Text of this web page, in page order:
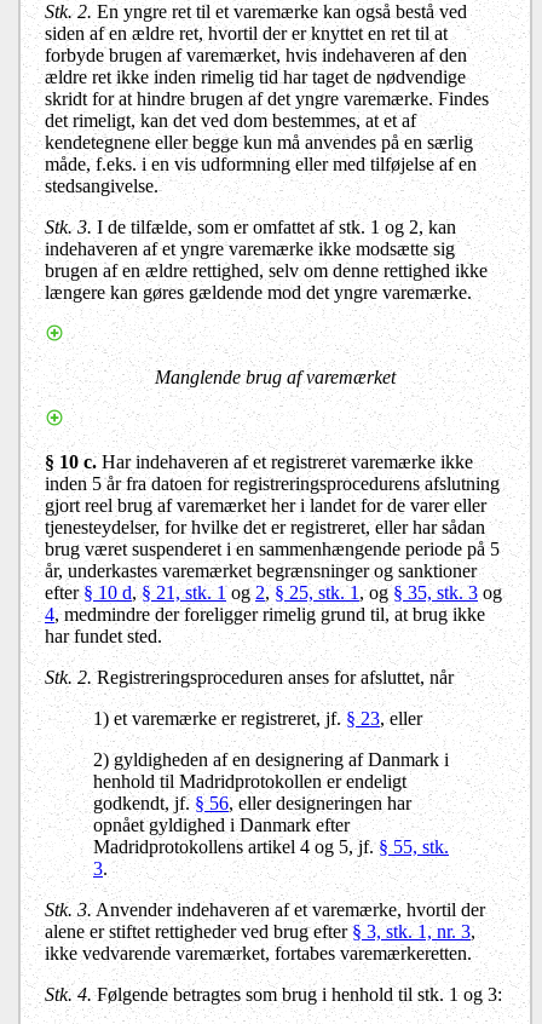
Stk. 2. En yngre ret til et varemærke kan også bestå ved
siden af en ældre ret, hvortil der er knyttet en ret til at
forbyde brugen af varemærket, hvis indehaveren af den
ældre ret ikke inden rimelig tid har taget de nødvendige
skridt for at hindre brugen af det yngre varemærke. Findes
det rimeligt, kan det ved dom bestemmes, at et af
kendetegnene eller begge kun må anvendes på en særlig
måde, f.eks. i en vis udformning eller med tilføjelse af en
stedsangivelse.
Stk. 3. I de tilfælde, som er omfattet af stk. 1 og 2, kan
indehaveren af et yngre varemærke ikke modsætte sig
brugen af en ældre rettighed, selv om denne rettighed ikke
længere kan gøres gældende mod det yngre varemærke.
Manglende brug af varemærket
§ 10 c. Har indehaveren af et registreret varemærke ikke
inden 5 år fra datoen for registreringsprocedurens afslutning
gjort reel brug af varemærket her i landet for de varer eller
tjenesteydelser, for hvilke det er registreret, eller har sådan
brug været suspenderet i en sammenhængende periode på 5
år, underkastes varemærket begrænsninger og sanktioner
efter§ 10 d,§ 21, stk. 1og 2,§ 25, stk. 1, og§ 35, stk. 3 og
4, medmindre der foreligger rimelig grund til, at brug ikke
har fundet sted.
Stk. 2.Registreringsproceduren anses for afsluttet, når
1) et varemærke er registreret, jf.§ 23, eller
2) gyldigheden af en designering af Danmark i
henhold til Madridprotokollen er endeligt
godkendt, jf.§ 56, eller designeringen har
opnået gyldighed i Danmark efter
Madridprotokollens artikel 4 og 5, jf.§ 55, stk.
3.
Stk. 3.Anvender indehaveren af et varemærke, hvortil der
alene er stiftet rettigheder ved brug efter§ 3, stk. 1, nr. 3,
ikke vedvarende varemærket, fortabes varemærkeretten.
Stk. 4.Følgende betragtes som brug i henhold til stk. 1 og 3: